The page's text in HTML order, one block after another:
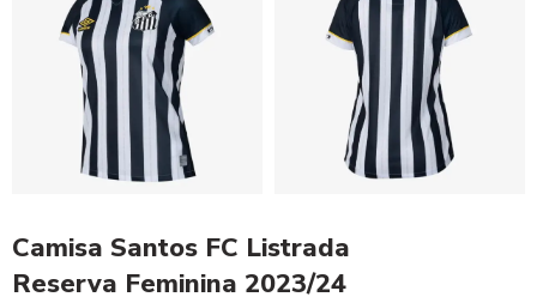
Camisa Santos FC Listrada
Reserva Feminina 2023/24